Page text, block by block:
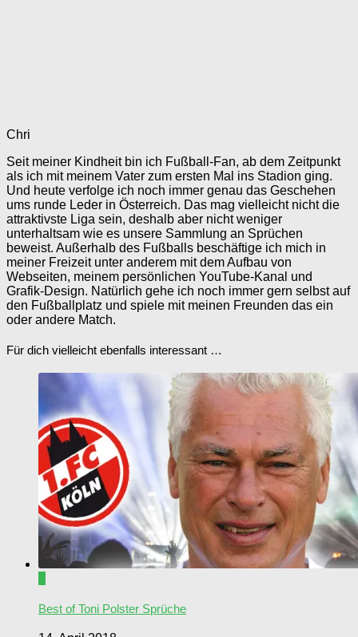
Chri
Seit meiner Kindheit bin ich Fußball-Fan, ab dem Zeitpunkt
als ich mit meinem Vater zum ersten Mal ins Stadion ging.
Und heute verfolge ich noch immer genau das Geschehen
ums runde Leder in Österreich. Das mag vielleicht nicht die
attraktivste Liga sein, deshalb aber nicht weniger
unterhaltsam wie es unsere Sammlung an Sprüchen
beweist. Außerhalb des Fußballs beschäftige ich mich in
meiner Freizeit unter anderem mit dem Aufbau von
Webseiten, meinem persönlichen YouTube-Kanal und
Grafik-Design. Natürlich gehe ich noch immer gern selbst auf
den Fußballplatz und spiele mit meinen Freunden das ein
oder andere Match.
Für dich vielleicht ebenfalls interessant …
Best of Toni Polster Sprüche